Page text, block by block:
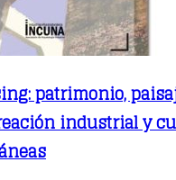
patrimonio,
industrial y